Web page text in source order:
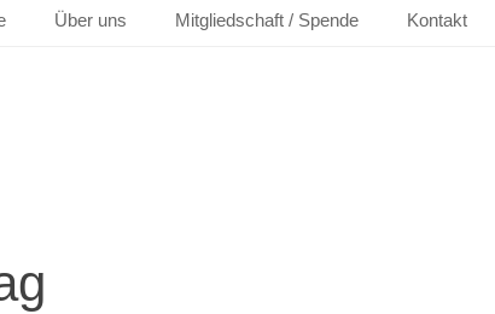
Über uns Mitgliedschaft / Spende Kontakt